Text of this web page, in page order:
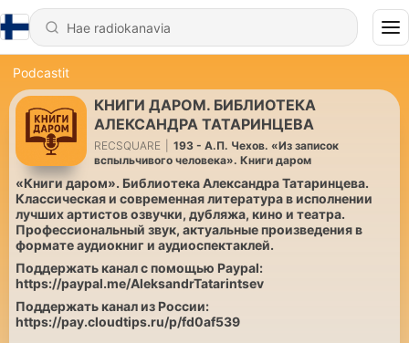
Podcastit
КНИГИ ДАРОМ. БИБЛИОТЕКА
АЛЕКСАНДРА ТАТАРИНЦЕВА
RECSQUARE
193 - А.П. Чехов. «Из записок
вспыльчивого человека». Книги даром
«Книги даром». Библиотека Александра Татаринцева.
Классическая и современная литература в исполнении
лучших артистов озвучки, дубляжа, кино и театра.
Профессиональный звук, актуальные произведения в
формате аудиокниг и аудиоспектаклей.
Поддержать канал с помощью Paypal:
https://paypal.me/AleksandrTatarintsev
Поддержать канал из России:
https://pay.cloudtips.ru/p/fd0af539